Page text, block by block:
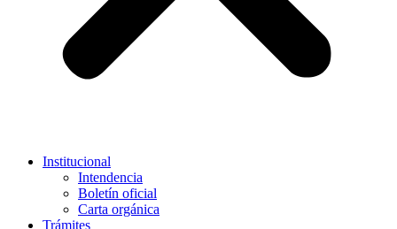
Institucional
Intendencia
Boletín oficial
Carta orgánica
Trámites